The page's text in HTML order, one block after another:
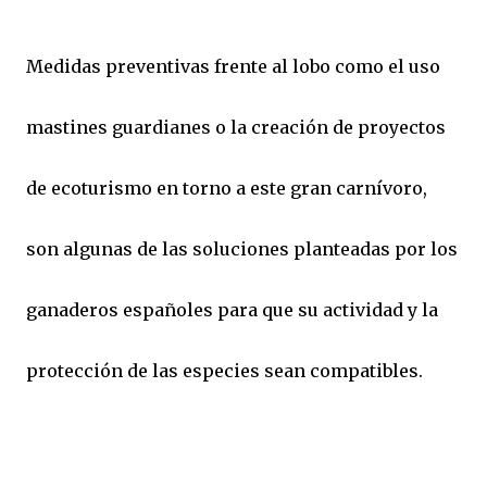
Medidas preventivas frente al lobo como el uso
mastines guardianes o la creación de proyectos
de ecoturismo en torno a este gran carnívoro,
son algunas de las soluciones planteadas por los
ganaderos españoles para que su actividad y la
protección de las especies sean compatibles.